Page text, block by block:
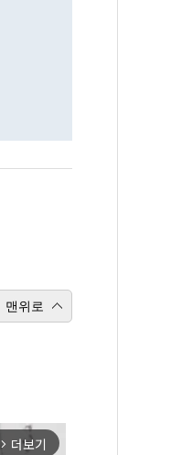
맨위로
arrow_forward_ios 더보기